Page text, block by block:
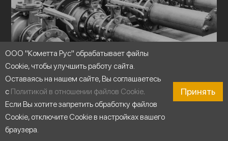
Насосные станции
ООО "Кометта Рус" обрабатывает файлы
Cookie, чтобы улучшить работу сайта.
Оставаясь на нашем сайте, Вы соглашаетесь
с Политикой в отношении файлов Cookie.
Если Вы хотите запретить обработку файлов
Cookie, отключите Cookie в настройках вашего
браузера.
Принять